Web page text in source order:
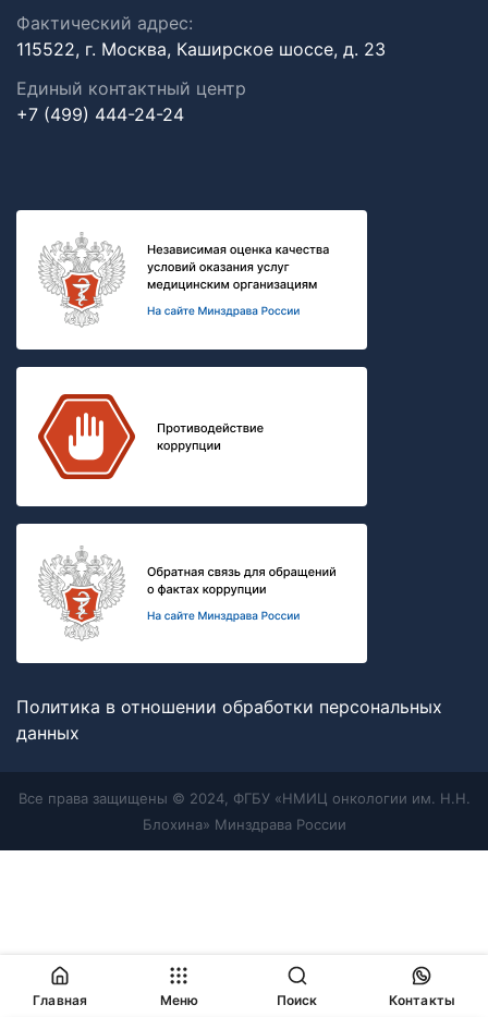
Фактический адрес:
115522, г. Москва, Каширское шоссе, д. 23
Единый контактный центр
+7 (499) 444-24-24
Политика в отношении обработки персональных
данных
Все права защищены © 2024, ФГБУ «НМИЦ онкологии им. Н.Н.
Блохина» Минздрава России
Главная Меню Поиск Контакты